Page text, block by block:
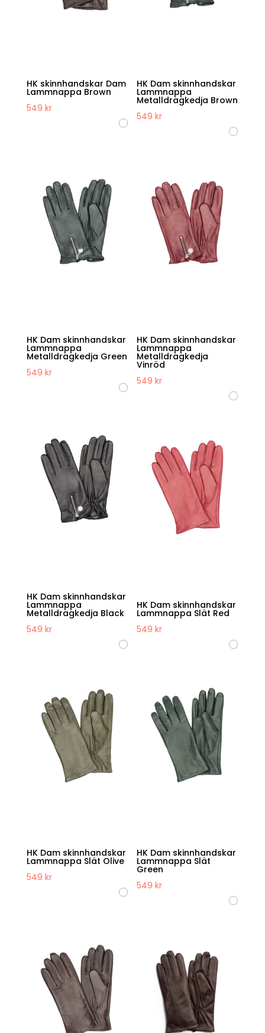
HK skinnhandskar Dam
Lammnappa Brown
549 kr
HK Dam skinnhandskar
Lammnappa
Metalldragkedja Brown
549kr
HK Dam skinnhandskar
Lammnappa
Metalldragkedja Green
549 kr
HK Dam skinnhandskar
Lammnappa
Metalldragkedja
Vinröd
549kr
HK Dam skinnhandskar
Lammnappa
Metalldragkedja Black
549 kr
HK Dam skinnhandskar
Lammnappa Slät Red
549kr
HK Dam skinnhandskar
Lammnappa Slät Olive
549 kr
HK Dam skinnhandskar
Lammnappa Slät
Green
549kr